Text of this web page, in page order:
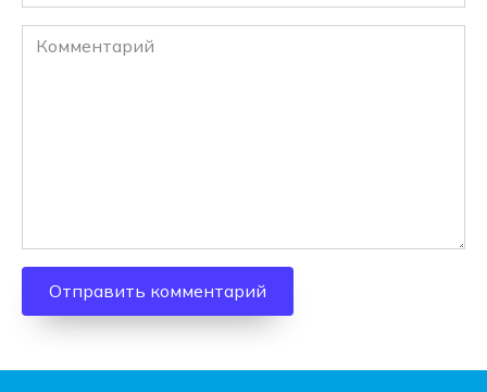
Комментарий